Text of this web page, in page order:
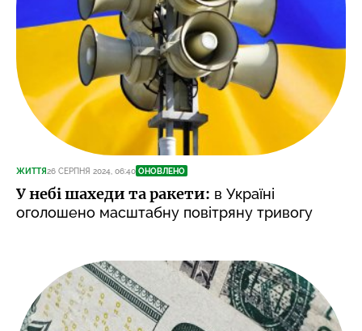
ЖИТТЯ26 СЕРПНЯ 2024, 06:40 ОНОВЛЕНО
У небі шахеди та ракети: в Україні
оголошено масштабну повітряну тривогу